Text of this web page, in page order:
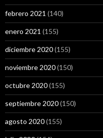
febrero 2021 (140)
enero 2021 (155)
diciembre 2020(155)
noviembre 2020(150)
octubre 2020(155)
septiembre 2020(150)
agosto 2020(155)